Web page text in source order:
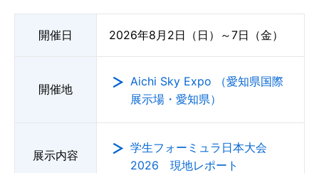
開催日 2026年8月2日（日）～7日（金）
開催地
Aichi Sky Expo （愛知県国際
展示場・愛知県）
展示内容
学生フォーミュラ日本大会
2026 現地レポート